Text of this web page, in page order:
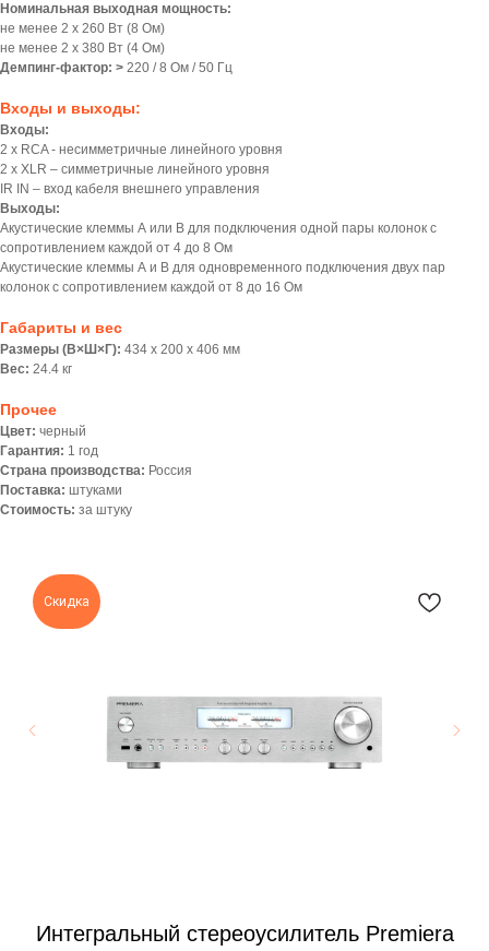
Номинальная выходная мощность:
не менее 2 x 260 Вт (8 Ом)
не менее 2 x 380 Вт (4 Ом)
Демпинг-фактор: > 220 / 8 Ом / 50 Гц
Входы и выходы:
Входы:
2 х RCA - несимметричные линейного уровня
2 х XLR – симметричные линейного уровня
IR IN – вход кабеля внешнего управления
Выходы:
Акустические клеммы А или B для подключения одной пары колонок с
сопротивлением каждой от 4 до 8 Ом
Акустические клеммы А и B для одновременного подключения двух пар
колонок с сопротивлением каждой от 8 до 16 Ом
Габариты и вес
Размеры (В×Ш×Г): 434 x 200 x 406 мм
Вес: 24.4 кг
Прочее
Цвет: черный
Гарантия: 1 год
Страна производства: Россия
Поставка: штуками
Стоимость: за штуку
Скидка
Интегральный стереоусилитель Premiera